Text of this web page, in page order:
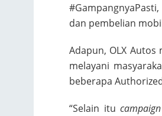
dan pembelian
Adapun, OLX
melayani
beberapa
“Selain itu campaign